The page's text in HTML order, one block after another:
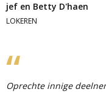
jef en Betty D'haen
LOKEREN
Oprechte innige